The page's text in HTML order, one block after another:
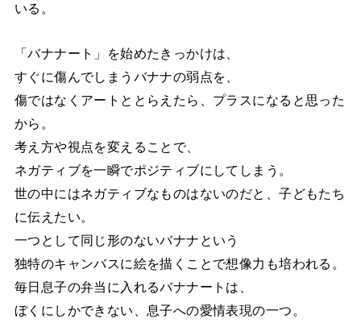
いる。
「バナナート」を始めたきっかけは、
すぐに傷んでしまうバナナの弱点を、
傷ではなくアートととらえたら、プラスになると思った
から。
考え方や視点を変えることで、
ネガティブを一瞬でポジティブにしてしまう。
世の中にはネガティブなものはないのだと、子どもたち
に伝えたい。
一つとして同じ形のないバナナという
独特のキャンバスに絵を描くことで想像力も培われる。
毎日息子の弁当に入れるバナナートは、
ぼくにしかできない、息子への愛情表現の一つ。